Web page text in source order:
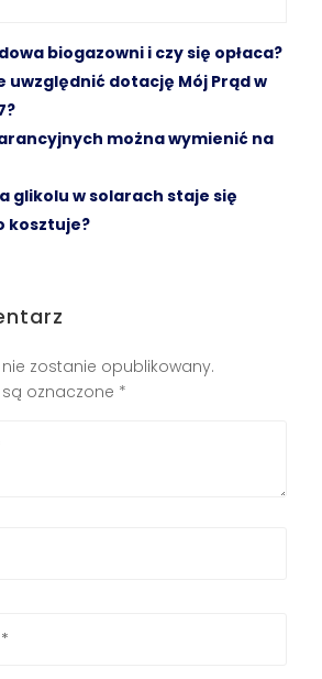
biogazowni i czy się opłaca?
uwzględnić dotację Mój Prąd w
można wymienić na
glikolu w solarach staje się
kosztuje?
zostanie opublikowany.
oznaczone *